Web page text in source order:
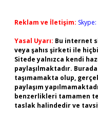
Reklam ve İletişim:
Yasal Uyarı: Bu internet
veya şahıs şirketi ile
Sitede yalnızca kendi
paylaşılmaktadır.
taşımamakta olup,
paylaşım
benzerlikleri tamamen
taslak halindedir ve